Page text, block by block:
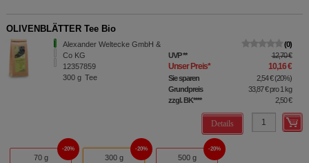
OLIVENBLÄTTER Tee Bio
Alexander Weltecke GmbH &
Co KG
12357859
300 g Tee
0
UVP** 12,70 €
Unser Preis* 10,16 €
Sie sparen 2,54 €(20%)
Grundpreis
33,87 €pro 1 kg
zzgl. BK**** 2,50 €
Details
70 g
20%
300 g
20%
500 g
20%